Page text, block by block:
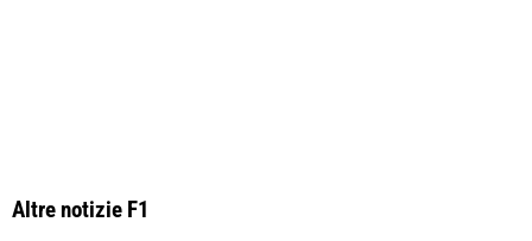
Altre notizie F1